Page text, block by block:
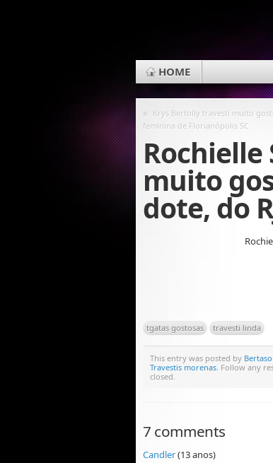
HOME
« Krys Bertolly travesti muito
feminina de Florianópolis SC
muito
dote, do
tgatas gostosas travesti linda
This entry was posted by Bertaso
Travestis morenas. Follow any
closed.
7 comments
Candler(13 anos)